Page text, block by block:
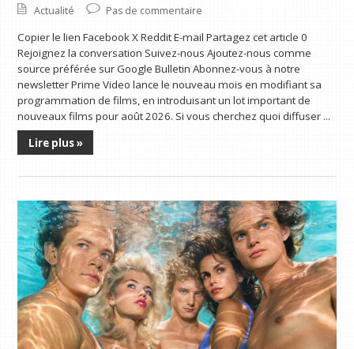
Actualité Pas de commentaire
Copier le lien Facebook X Reddit E-mail Partagez cet article 0
Rejoignez la conversation Suivez-nous Ajoutez-nous comme
source préférée sur Google Bulletin Abonnez-vous à notre
newsletter Prime Video lance le nouveau mois en modifiant sa
programmation de films, en introduisant un lot important de
nouveaux films pour août 2026. Si vous cherchez quoi diffuser ...
Lire plus »